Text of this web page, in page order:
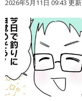
2026年5月11日 09:43 更新